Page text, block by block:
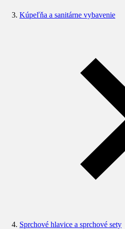
Kúpeľňa a sanitárne vybavenie
Sprchové hlavice a sprchové sety